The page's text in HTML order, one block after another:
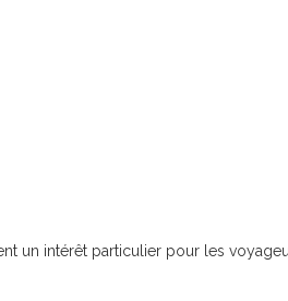
un intérêt particulier pour les